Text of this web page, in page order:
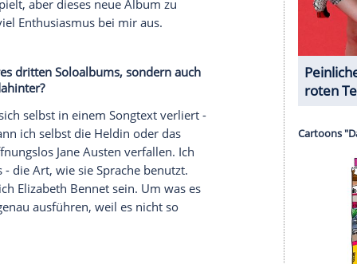
hinsichtlich der Art und Weise sein, wie wir
Redaktion eingebundenen Inhalt von Glomex GmbH
lassen und auch wieder deaktivieren.
angezeigt werden. Damit können personenbezogene